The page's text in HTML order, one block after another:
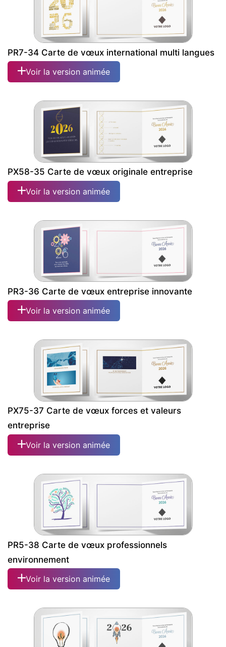
PR7-34 Carte de vœux international multi langues
Voir la version animée
PX58-35 Carte de vœux originale entreprise
Voir la version animée
PR3-36 Carte de vœux entreprise innovante
Voir la version animée
PX75-37 Carte de vœux forces et valeurs
entreprise
Voir la version animée
PR5-38 Carte de vœux professionnels
environnement
Voir la version animée